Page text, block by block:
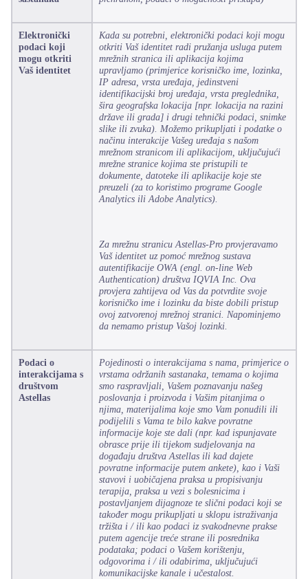
Elektronički
podaci koji
mogu otkriti
Vaš identitet
Kada su potrebni, elektronički podaci koji mogu
otkriti Vaš identitet radi pružanja usluga putem
mrežnih stranica ili aplikacija kojima
upravljamo (primjerice korisničko ime, lozinka,
IP adresa, vrsta uređaja, jedinstveni
identifikacijski broj uređaja, vrsta preglednika,
šira geografska lokacija [npr. lokacija na razini
države ili grada] i drugi tehnički podaci, snimke
slike ili zvuka). Možemo prikupljati i podatke o
načinu interakcije Vašeg uređaja s našom
mrežnom stranicom ili aplikacijom, uključujući
mrežne stranice kojima ste pristupili te
dokumente, datoteke ili aplikacije koje ste
preuzeli (za to koristimo programe Google
Analytics ili Adobe Analytics).
Za mrežnu stranicu Astellas-Pro provjeravamo
Vaš identitet uz pomoć mrežnog sustava
autentifikacije OWA (engl. on-line Web
Authentication) društva IQVIA Inc. Ova
provjera zahtijeva od Vas da potvrdite svoje
korisničko ime i lozinku da biste dobili pristup
ovoj zatvorenoj mrežnoj stranici. Napominjemo
da nemamo pristup Vašoj lozinki.
Podaci o
interakcijama s
društvom
Astellas
Pojedinosti o interakcijama s nama, primjerice o
vrstama održanih sastanaka, temama o kojima
smo raspravljali, Vašem poznavanju našeg
poslovanja i proizvoda i Vašim pitanjima o
njima, materijalima koje smo Vam ponudili ili
podijelili s Vama te bilo kakve povratne
informacije koje ste dali (npr. kad ispunjavate
obrasce prije ili tijekom sudjelovanja na
događaju društva Astellas ili kad dajete
povratne informacije putem ankete), kao i Vaši
stavovi i uobičajena praksa u propisivanju
terapija, praksa u vezi s bolesnicima i
postavljanjem dijagnoze te slični podaci koji se
također mogu prikupljati u sklopu istraživanja
tržišta i / ili kao podaci iz svakodnevne prakse
putem agencije treće strane ili posrednika
podataka; podaci o Vašem korištenju,
odgovorima i / ili odabirima, uključujući
komunikacijske kanale i učestalost.